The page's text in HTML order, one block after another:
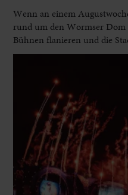
Wenn an einem
rund um den Wormser
Bühnen flanieren und die